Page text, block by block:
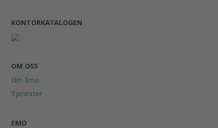
KONTORKATALOGEN
OM OSS
Om Emo
Tjenester
EMO